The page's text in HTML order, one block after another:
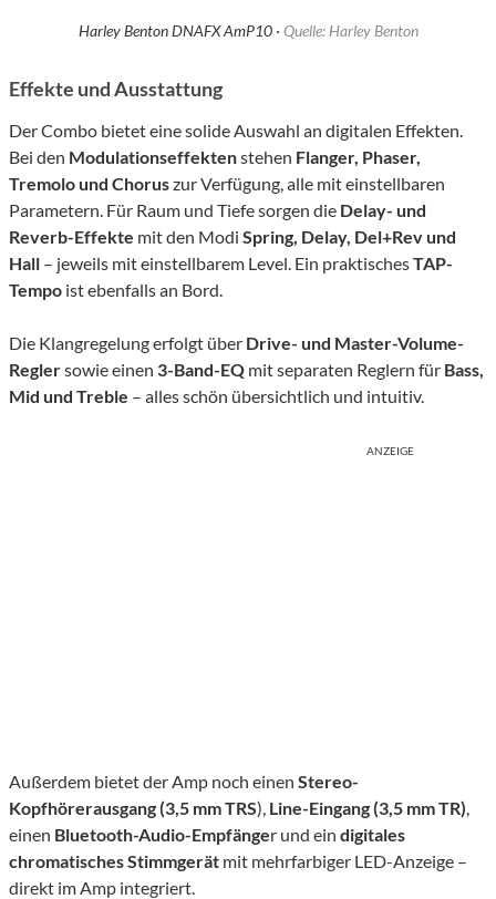
Harley Benton DNAFX AmP10 · Quelle: Harley Benton
Effekte und Ausstattung
Der Combo bietet eine solide Auswahl an digitalen Effekten.
Bei den Modulationseffektenstehen Flanger, Phaser,
Tremolo und Choruszur Verfügung, alle mit einstellbaren
Parametern. Für Raum und Tiefe sorgen die Delay- und
Reverb-Effekte mit den Modi Spring, Delay, Del+Rev und
Hall – jeweils mit einstellbarem Level. Ein praktischesTAP-
Tempo ist ebenfalls an Bord.
Die Klangregelung erfolgt über Drive- und Master-Volume-
Reglersowie einen 3-Band-EQ mit separaten Reglern für Bass,
Mid und Treble – alles schön übersichtlich und intuitiv.
ANZEIGE
Außerdem bietet der Amp noch einen Stereo-
Kopfhörerausgang (3,5 mm TRS), Line-Eingang (3,5 mm TR),
einen Bluetooth-Audio-Empfänger und ein digitales
chromatisches Stimmgerät mit mehrfarbiger LED-Anzeige –
direkt im Amp integriert.